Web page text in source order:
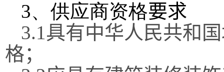
3、供应商资格要求
3.1具有中华人民共和
格；